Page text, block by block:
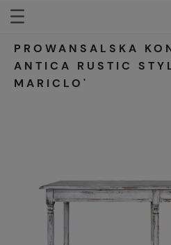
PROWANSALSKA
ANTICA RUSTIC
MARICLO'